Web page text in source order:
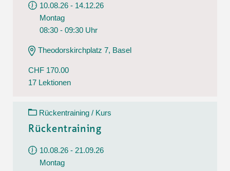
10.08.26 - 14.12.26
Montag
08:30 - 09:30 Uhr
Theodorskirchplatz 7, Basel
CHF 170.00
17 Lektionen
Rückentraining / Kurs
Rückentraining
10.08.26 - 21.09.26
Montag